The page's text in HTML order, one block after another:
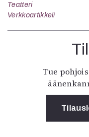
Teatteri
Verkkoartikkeli
Tue